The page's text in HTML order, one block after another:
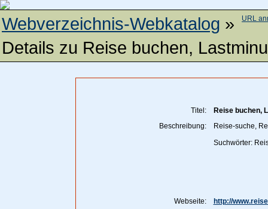
URL
Webverzeichnis-Webkatalog »
Details zu Reise buchen,
Titel:
Reise buchen,
Beschreibung:
Reise-suche,
Suchwörter:
Webseite:
http://